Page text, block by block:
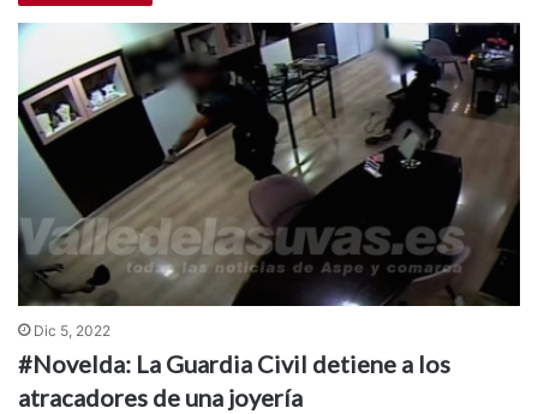
Dic 5, 2022
#Novelda: La Guardia Civil detiene a los
atracadores de una joyería